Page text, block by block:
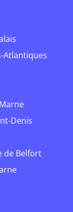
Atlantiques
Denis
de Belfort